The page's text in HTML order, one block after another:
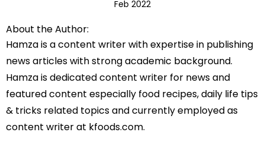
Feb 2022
About the Author:
Hamza is a content writer with expertise in publishing
news articles with strong academic background.
Hamza is dedicated content writer for news and
featured content especially food recipes, daily life tips
& tricks related topics and currently employed as
content writer at kfoods.com.